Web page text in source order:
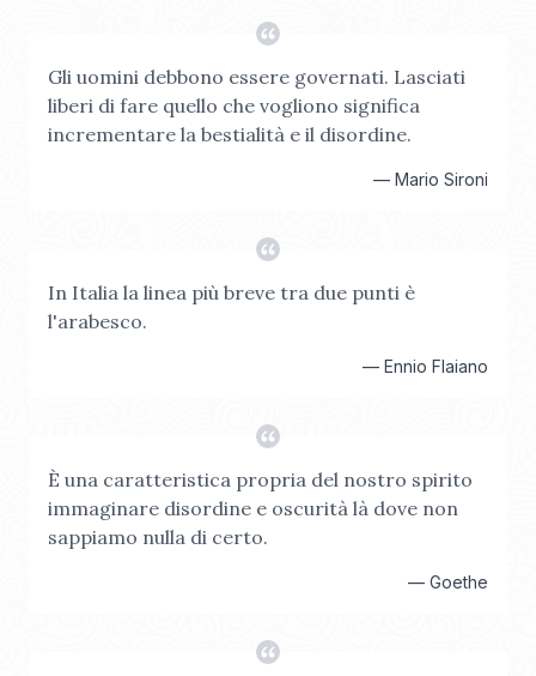
Gli uomini debbono essere governati. Lasciati
liberi di fare quello che vogliono significa
incrementare la bestialità e il disordine.
— Mario Sironi
In Italia la linea più breve tra due punti è
l'arabesco.
— Ennio Flaiano
È una caratteristica propria del nostro spirito
immaginare disordine e oscurità là dove non
sappiamo nulla di certo.
— Goethe